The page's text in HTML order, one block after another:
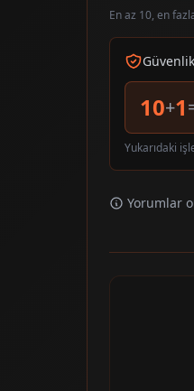
En az 10, en
10+1
Yukarıdaki
Yorumlar